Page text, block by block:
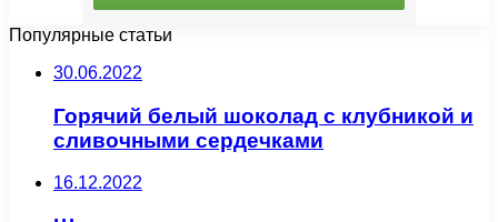
Популярные статьи
30.06.2022
Горячий белый шоколад с клубникой и
сливочными сердечками
16.12.2022